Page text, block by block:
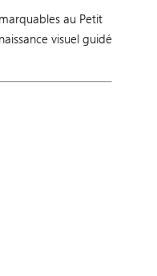
au Petit
visuel guidé